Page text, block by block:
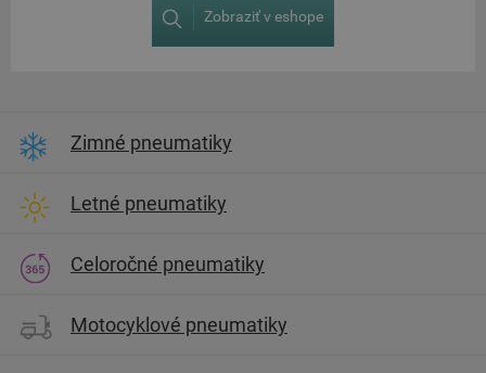
Zobraziť v eshope
Zimné pneumatiky
Letné pneumatiky
Celoročné pneumatiky
Motocyklové pneumatiky